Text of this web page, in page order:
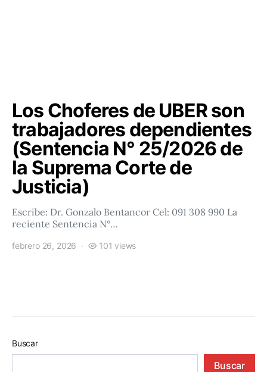
Los Choferes de UBER son
trabajadores dependientes
(Sentencia N° 25/2026 de
la Suprema Corte de
Justicia)
Escribe: Dr. Gonzalo Bentancor Cel: 091 308 990 La
reciente Sentencia N°…
febrero 26, 2026 101 views
Buscar
Buscar